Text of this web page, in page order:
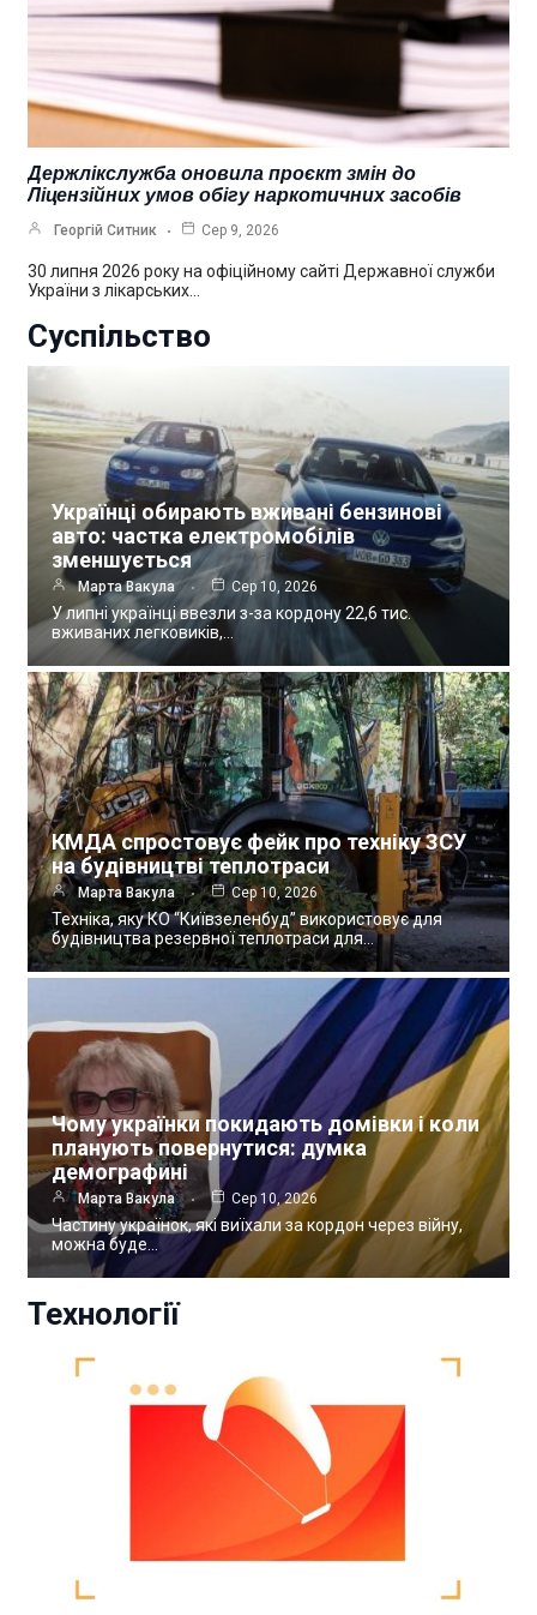
Держлікслужба оновила проєкт змін до
Ліцензійних умов обігу наркотичних засобів
Георгій Ситник Сер 9, 2026
30 липня 2026 року на офіційному сайті Державної служби
України з лікарських…
Суспільство
Українці обирають вживані бензинові
авто: частка електромобілів
зменшується
Марта Вакула Сер 10, 2026
У липні українці ввезли з-за кордону 22,6 тис.
вживаних легковиків,…
КМДА спростовує фейк про техніку ЗСУ
на будівництві теплотраси
Марта Вакула Сер 10, 2026
Техніка, яку КО “Київзеленбуд” використовує для
будівництва резервної теплотраси для…
Чому українки покидають домівки і коли
планують повернутися: думка
демографині
Марта Вакула Сер 10, 2026
Частину українок, які виїхали за кордон через війну,
можна буде…
Технології